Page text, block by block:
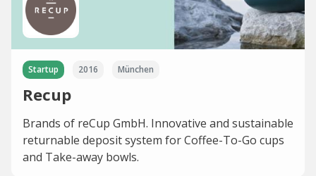
Startup 2016 München
Recup
Brands of reCup GmbH. Innovative and sustainable
returnable deposit system for Coffee-To-Go cups
and Take-away bowls.